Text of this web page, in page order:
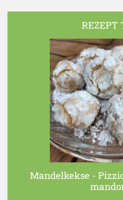
REZEPT
Mandelkekse -